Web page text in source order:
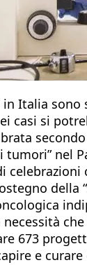
Italia sono
casi si
nel
della
673
e